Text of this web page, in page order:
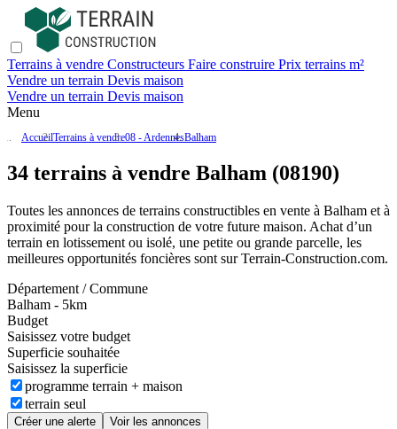
Terrains à vendre Constructeurs Faire construire Prix terrains m²
Vendre un terrain Devis maison
Vendre un terrain Devis maison
Menu
AccueilTerrains à vendre08 - ArdennesBalham
34 terrains à vendre Balham (08190)
Toutes les annonces de terrains constructibles en vente à Balham et à
proximité pour la construction de votre future maison. Achat d’un
terrain en lotissement ou isolé, une petite ou grande parcelle, les
meilleures opportunités foncières sont surTerrain-Construction.com.
Département / Commune
Balham - 5km
Budget
Saisissez votre budget
Superficie souhaitée
Saisissez la superficie
programme terrain + maison
terrain seul
Créer une alerte Voir les annonces